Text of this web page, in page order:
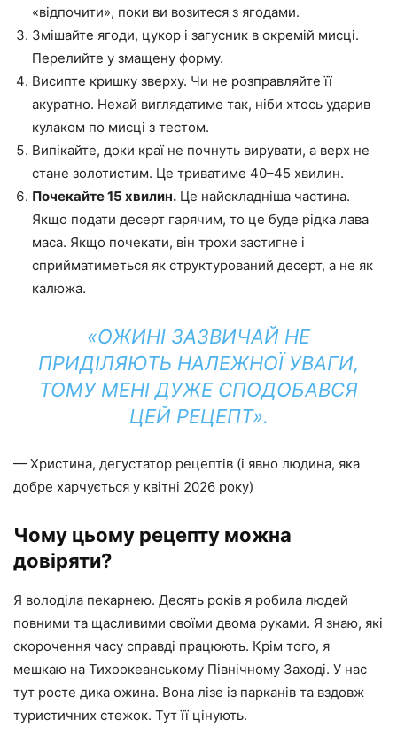
«відпочити», поки ви возитеся з ягодами.
Змішайте ягоди, цукор і загусник в окремій мисці.
Перелийте у змащену форму.
Висипте кришку зверху. Чи не розправляйте її
акуратно. Нехай виглядатиме так, ніби хтось ударив
кулаком по мисці з тестом.
Випікайте, доки краї не почнуть вирувати, а верх не
стане золотистим. Це триватиме 40–45 хвилин.
Почекайте 15 хвилин. Це найскладніша частина.
Якщо подати десерт гарячим, то це буде рідка лава
маса. Якщо почекати, він трохи застигне і
сприйматиметься як структурований десерт, а не як
калюжа.
«ОЖИНІ ЗАЗВИЧАЙ НЕ
ПРИДІЛЯЮТЬ НАЛЕЖНОЇ УВАГИ,
ТОМУ МЕНІ ДУЖЕ СПОДОБАВСЯ
ЦЕЙ РЕЦЕПТ».
— Христина, дегустатор рецептів (і явно людина, яка
добре харчується у квітні 2026 року)
Чому цьому рецепту можна
довіряти?
Я володіла пекарнею. Десять років я робила людей
повними та щасливими своїми двома руками. Я знаю, які
скорочення часу справді працюють. Крім того, я
мешкаю на Тихоокеанському Північному Заході. У нас
тут росте дика ожина. Вона лізе із парканів та вздовж
туристичних стежок. Тут її цінують.